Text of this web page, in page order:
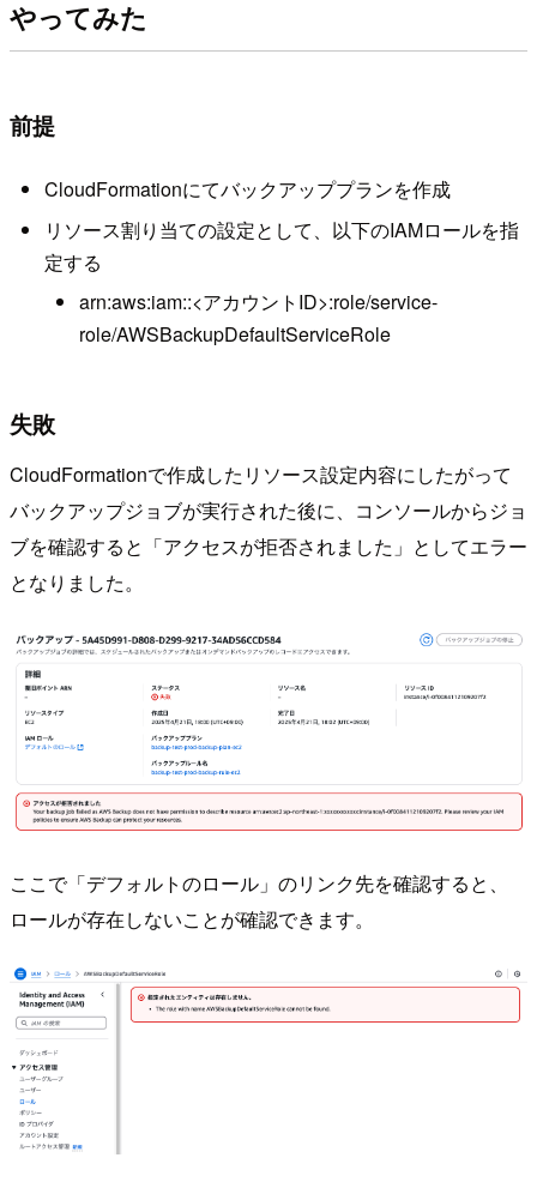
やってみた
前提
CloudFormationにてバックアッププランを作成
リソース割り当ての設定として、以下のIAMロールを指
定する
arn:aws:iam::<アカウントID>:role/service-
role/AWSBackupDefaultServiceRole
失敗
CloudFormationで作成したリソース設定内容にしたがって
バックアップジョブが実行された後に、コンソールからジョ
ブを確認すると「アクセスが拒否されました」としてエラー
となりました。
ここで「デフォルトのロール」のリンク先を確認すると、
ロールが存在しないことが確認できます。